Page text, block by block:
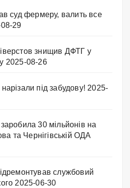
суд фермеру, валить все
29
знищив ДФТГ у
2025-08-26
під забудову! 2025-
30 мільйонів на
та Чернігівській ОДА
службовий
2025-06-30